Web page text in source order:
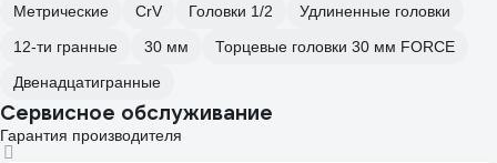
Метрические CrV Головки 1/2
Удлиненные головки
12-ти гранные
30 мм
Торцевые головки 30 мм FORCE
Двенадцатигранные
Сервисное обслуживание
Гарантия производителя